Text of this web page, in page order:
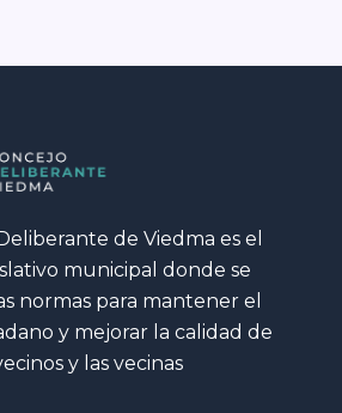
de Viedma es el
municipal donde se
normas para mantener el
y mejorar la calidad de
y las vecinas